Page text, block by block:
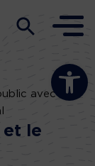
Ouvrir la
avec le
et le